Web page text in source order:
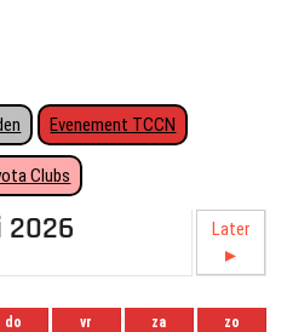
Evenement TCCN
Clubs
2026
Later
►
do vr za zo